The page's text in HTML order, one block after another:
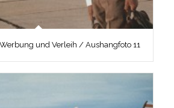
und Verleih / Aushangfoto 11